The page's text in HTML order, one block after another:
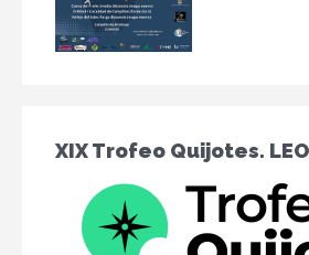
XIX Trofeo Quijotes.